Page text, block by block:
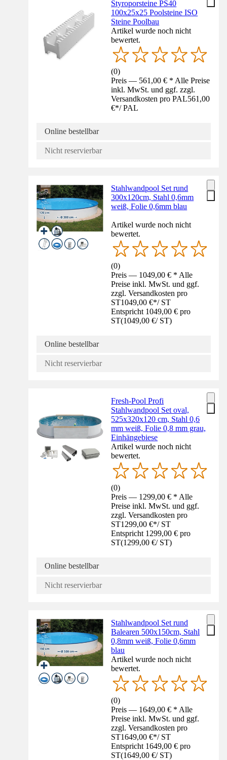
Styroporsteine PS40
100x25x25 Poolsteine ISO
Steine Poolbau
Artikel wurde noch nicht
bewertet.
(0)
Preis — 561,00 € * Alle Preise
inkl. MwSt. und ggf. zzgl.
Versandkosten pro PAL561,00
€*/ PAL
Online bestellbar
Nicht reservierbar
Stahlwandpool Set rund
300x120cm, Stahl 0,6mm
weiß, Folie 0,6mm blau
Artikel wurde noch nicht
bewertet.
(0)
Preis — 1049,00 € * Alle
Preise inkl. MwSt. und ggf.
zzgl. Versandkosten pro
ST1049,00 €*/ ST
Entspricht 1049,00 € pro
ST(1049,00 €/ ST)
Online bestellbar
Nicht reservierbar
Fresh-Pool Profi
Stahlwandpool Set oval,
525x320x120 cm, Stahl 0,6
mm weiß, Folie 0,8 mm grau,
Einhängebiese
Artikel wurde noch nicht
bewertet.
(0)
Preis — 1299,00 € * Alle
Preise inkl. MwSt. und ggf.
zzgl. Versandkosten pro
ST1299,00 €*/ ST
Entspricht 1299,00 € pro
ST(1299,00 €/ ST)
Online bestellbar
Nicht reservierbar
Stahlwandpool Set rund
Balearen 500x150cm, Stahl
0,8mm weiß, Folie 0,6mm
blau
Artikel wurde noch nicht
bewertet.
(0)
Preis — 1649,00 € * Alle
Preise inkl. MwSt. und ggf.
zzgl. Versandkosten pro
ST1649,00 €*/ ST
Entspricht 1649,00 € pro
ST(1649,00 €/ ST)